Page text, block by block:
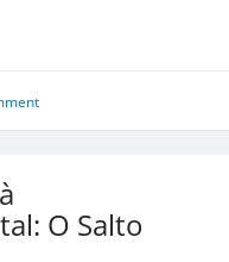
O Salto